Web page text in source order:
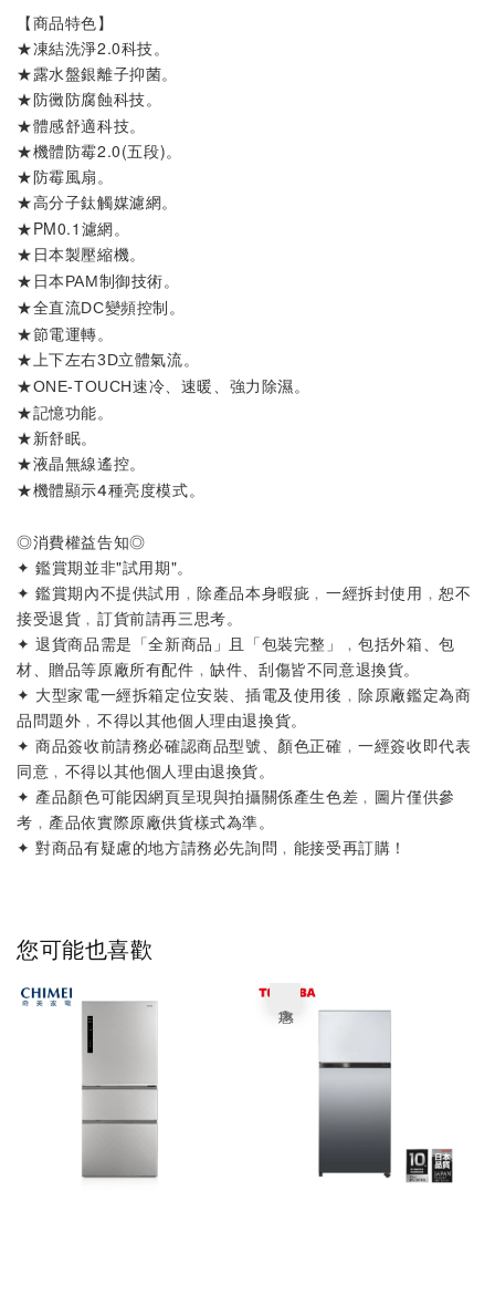
【商品特色】
★凍結洗淨2.0科技。
★露水盤銀離子抑菌。
★防黴防腐蝕科技。
★體感舒適科技。
★機體防霉2.0(五段)。
★防霉風扇。
★高分子鈦觸媒濾網。
★PM0.1濾網。
★ 日本製壓縮機。
★ 日本PAM制御技術。
★全直流DC變頻控制 。
★節電運轉。
★ 上下左右3D立體氣流。
★ONE-TOUCH速冷、速暖、強力除濕。
★記憶功能。
★新舒眠。
★液晶無線遙控。
★機體顯示4種亮度模式。
◎消費權益告知◎
✦ 鑑賞期並非"試用期"。
✦ 鑑賞期內不提供試用﹐除產品本身暇疵﹐一經拆封使用﹐恕不
接受退貨﹐訂貨前請再三思考。
✦ 退貨商品需是「全新商品」且「包裝完整」﹐包括外箱、包
材、贈品等原廠所有配件﹐缺件、刮傷皆不同意退換貨。
✦ 大型家電一經拆箱定位安裝、插電及使用後﹐除原廠鑑定為商
品問題外﹐不得以其他個人理由退換貨。
✦ 商品簽收前請務必確認商品型號、顏色正確﹐一經簽收即代表
同意﹐不得以其他個人理由退換貨。
✦ 產品顏色可能因網頁呈現與拍攝關係產生色差﹐圖片僅供參
考﹐產品依實際原廠供貨樣式為準。
✦ 對商品有疑慮的地方請務必先詢問﹐能接受再訂購！
您可能也喜歡